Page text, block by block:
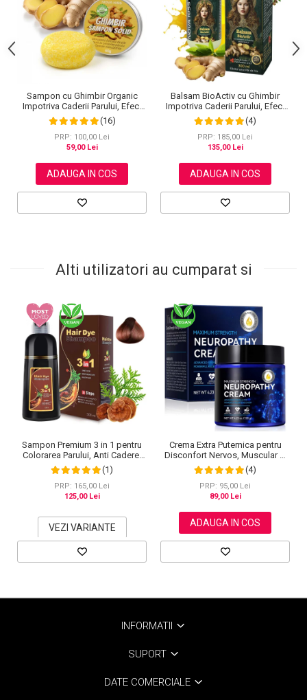
Sampon cu Ghimbir Organic
Impotriva Caderii Parului, Efect
Regenerator, 100% Natural,
NOVA KISS® 60 g
(16)
PRP: 100,00 Lei
59,00 Lei
ADAUGA IN COS
Balsam BioActiv cu Ghimbir
Impotriva Caderii Parului, Efect
Regenerator si Densificator,
Revitalizeaza in Profunzime,
Premium, NOVA KISS®, 300 ml
(4)
PRP: 185,00 Lei
135,00 Lei
ADAUGA IN COS
Alti utilizatori au cumparat si
Sampon Premium 3 in 1 pentru
Colorarea Parului, Anti Cadere,
Regenerare cu Ghimbir si
Ginseng, 500 ml, #3 Saten inchis
(Dark Brown)
(1)
PRP: 165,00 Lei
125,00 Lei
VEZI VARIANTE
Crema Extra Puternica pentru
Disconfort Nervos, Muscular si
Articular, 120 g
(4)
PRP: 95,00 Lei
89,00 Lei
ADAUGA IN COS
INFORMATII
SUPORT
DATE COMERCIALE